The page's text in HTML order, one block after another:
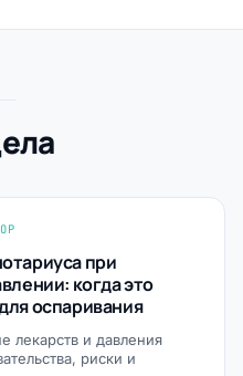
при
когда это
оспаривания
лекарств и давления
риски и